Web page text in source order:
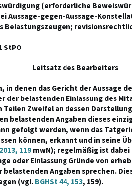
(erforderliche
Aussage-gegen-Aussage-
Belastungszeugen;
StPO
Leitsatz des Bearbeiters
in denen das Gericht der Aussage
der belastenden Einlassung des
Zweifel an dessen
belastenden Angaben dieses
gefolgt werden, wenn das
können, erkannt und in seine
119mwN); regelmäßig ist dabei
oder Einlassung Gründe von
Angaben sprechen.
(vgl.BGHSt 44, 153, 159).